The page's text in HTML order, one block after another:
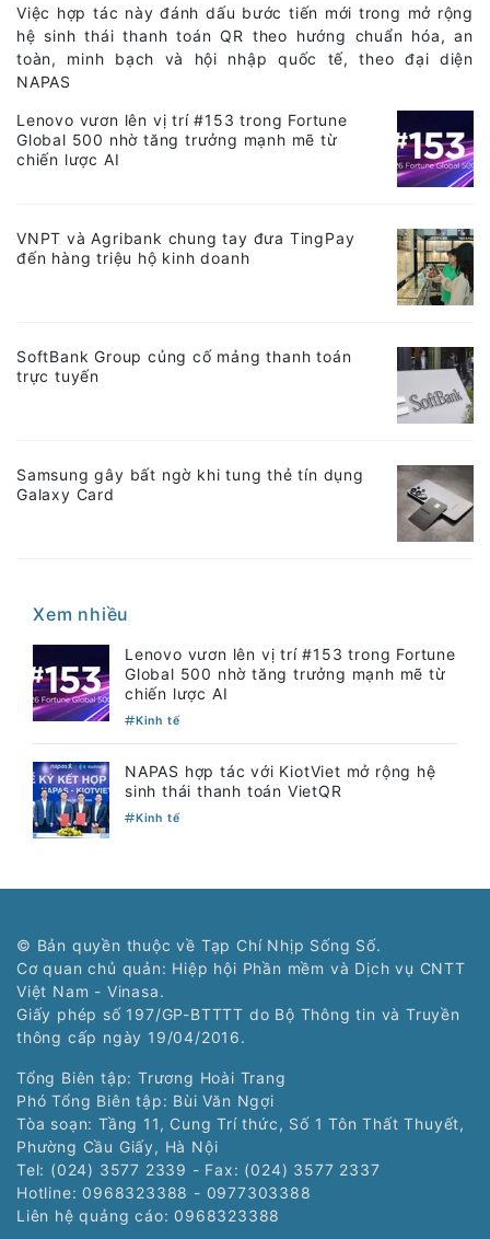
Việc hợp tác này đánh dấu bước tiến mới trong mở rộng
hệ sinh thái thanh toán QR theo hướng chuẩn hóa, an
toàn, minh bạch và hội nhập quốc tế, theo đại diện
NAPAS
Lenovo vươn lên vị trí #153 trong Fortune
Global 500 nhờ tăng trưởng mạnh mẽ từ
chiến lược AI
VNPT và Agribank chung tay đưa TingPay
đến hàng triệu hộ kinh doanh
SoftBank Group củng cố mảng thanh toán
trực tuyến
Samsung gây bất ngờ khi tung thẻ tín dụng
Galaxy Card
Xem nhiều
Lenovo vươn lên vị trí #153 trong Fortune
Global 500 nhờ tăng trưởng mạnh mẽ từ
chiến lược AI
Kinh tế
NAPAS hợp tác với KiotViet mở rộng hệ
sinh thái thanh toán VietQR
Kinh tế
© Bản quyền thuộc về Tạp Chí Nhịp Sống Số.
Cơ quan chủ quản: Hiệp hội Phần mềm và Dịch vụ CNTT
Việt Nam - Vinasa.
Giấy phép số 197/GP-BTTTT do Bộ Thông tin và Truyền
thông cấp ngày 19/04/2016.
Tổng Biên tập: Trương Hoài Trang
Phó Tổng Biên tập: Bùi Văn Ngợi
Tòa soạn: Tầng 11, Cung Trí thức, Số 1 Tôn Thất Thuyết,
Phường Cầu Giấy, Hà Nội
Tel: (024) 3577 2339 - Fax: (024) 3577 2337
Hotline: 0968323388 - 0977303388
Liên hệ quảng cáo: 0968323388